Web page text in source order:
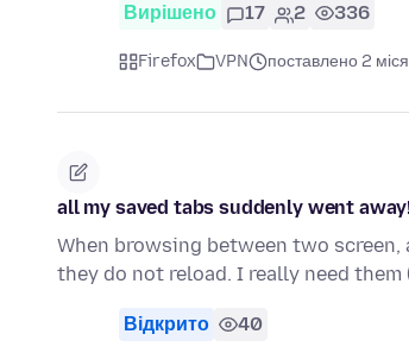
Вирішено 17 2 336
Firefox VPN поставлено 2
all my saved tabs suddenly went
When browsing between two
they do not reload. I really need them
Відкрито 40